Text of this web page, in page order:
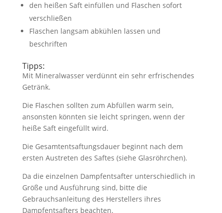
den heißen Saft einfüllen und Flaschen sofort
verschließen
Flaschen langsam abkühlen lassen und
beschriften
Tipps:
Mit Mineralwasser verdünnt ein sehr erfrischendes
Getränk.
Die Flaschen sollten zum Abfüllen warm sein,
ansonsten könnten sie leicht springen, wenn der
heiße Saft eingefüllt wird.
Die Gesamtentsaftungsdauer beginnt nach dem
ersten Austreten des Saftes (siehe Glasröhrchen).
Da die einzelnen Dampfentsafter unterschiedlich in
Größe und Ausführung sind, bitte die
Gebrauchsanleitung des Herstellers ihres
Dampfentsafters beachten.